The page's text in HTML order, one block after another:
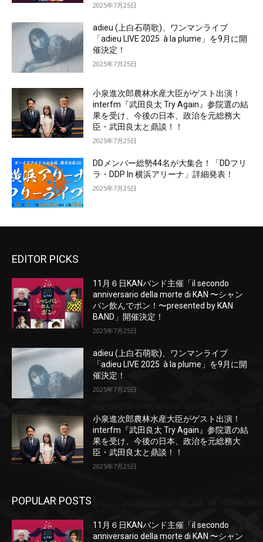
2025年7月25日
adieu (上白石萌歌)、ワンマンライブ
「adieu LIVE 2025 à la plume」を9月に開
催決定！
2025年7月25日
小泉進次郎農林水産大臣がゲスト出演！
interfm『武田良太 Try Again』参院選の結
果を受け、今後の日本、政治を元総務大
臣・武田良太と鼎談！！
2025年7月25日
DDメンバー総勢44名が大集合！「DDフリ
ラ・DDP In 横浜アリーナ」詳細発表！
2025年7月25日
EDITOR PICKS
11月６日KANバンド主催「il secondo
anniversario della morte di KAN 〜シャン
パン飲んでポン！〜presented by KAN
BAND」開催決定！
2025年7月25日
adieu (上白石萌歌)、ワンマンライブ
「adieu LIVE 2025 à la plume」を9月に開
催決定！
2025年7月25日
小泉進次郎農林水産大臣がゲスト出演！
interfm『武田良太 Try Again』参院選の結
果を受け、今後の日本、政治を元総務大
臣・武田良太と鼎談！！
2025年7月25日
POPULAR POSTS
11月６日KANバンド主催「il secondo
anniversario della morte di KAN 〜シャン